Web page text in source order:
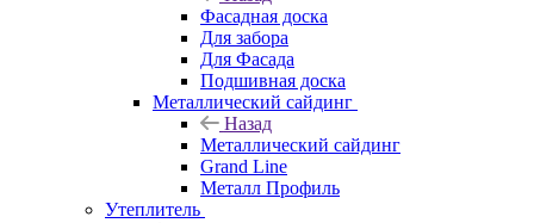
Фасадная доска
Для забора
Для Фасада
Подшивная доска
Металлический сайдинг
Назад
Металлический сайдинг
Grand Line
Металл Профиль
Утеплитель